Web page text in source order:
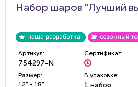
Набор шаров "Лучший
Артикул:
754297-N
Сертификат:
Размер:
12" - 18"
В упаковке: